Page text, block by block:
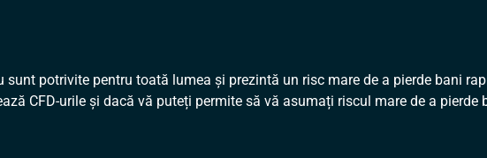
sunt potrivite pentru toată lumea și prezintă un risc mare de a pierde bani
CFD-urile și dacă vă puteți permite să vă asumați riscul mare de a pierde